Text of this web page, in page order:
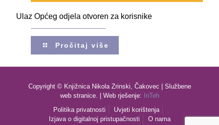
Ulaz Općeg odjela otvoren za korisnike
Pročitaj više
Copyright © Knjižnica Nikola Zrinski, Čakovec | Službene
web stranice. | Web rješenje:
InTeh
Politika privatnosti
Uvjeti korištenja
Izjava o digitalnoj pristupačnosti
O nama